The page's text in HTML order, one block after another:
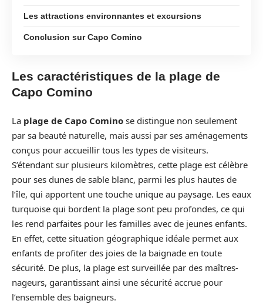
Les attractions environnantes et excursions
Conclusion sur Capo Comino
Les caractéristiques de la plage de
Capo Comino
La plage de Capo Comino se distingue non seulement
par sa beauté naturelle, mais aussi par ses aménagements
conçus pour accueillir tous les types de visiteurs.
S’étendant sur plusieurs kilomètres, cette plage est célèbre
pour ses dunes de sable blanc, parmi les plus hautes de
l’île, qui apportent une touche unique au paysage. Les eaux
turquoise qui bordent la plage sont peu profondes, ce qui
les rend parfaites pour les familles avec de jeunes enfants.
En effet, cette situation géographique idéale permet aux
enfants de profiter des joies de la baignade en toute
sécurité. De plus, la plage est surveillée par des maîtres-
nageurs, garantissant ainsi une sécurité accrue pour
l’ensemble des baigneurs.